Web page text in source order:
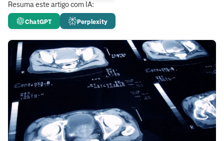
Resuma este artigo com IA:
ChatGPT Perplexity